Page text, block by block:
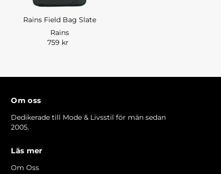
Rains Field Bag Slate
Rains
759 kr
Om oss
Dedikerade till Mode & Livsstil för män sedan
2005.
Läs mer
Om Oss